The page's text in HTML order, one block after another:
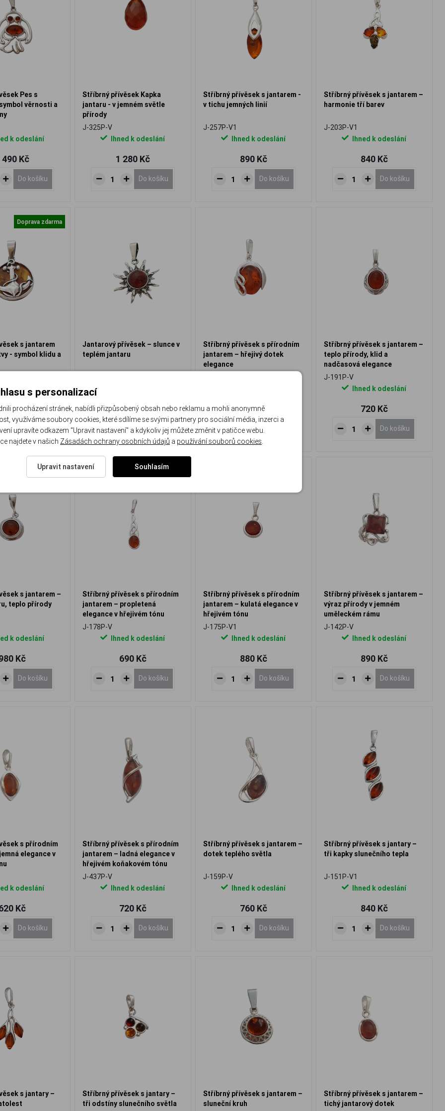
Pes s
věrnosti a
k odeslání
490 Kč
Do košíku
Stříbrný přívěsek Kapka
jantaru - v jemném světle
přírody
J-325P-V
Ihned k odeslání
1 280 Kč
Do košíku
Stříbrný přívěsek s jantarem -
v tichu jemných linií
J-257P-V1
Ihned k odeslání
890 Kč
Do košíku
Stříbrný přívěsek s jantarem –
harmonie tří barev
J-203P-V1
Ihned k odeslání
840 Kč
Do košíku
Doprava zdarma
s jantarem
- symbol klidu a
k odeslání
640 Kč
Do košíku
Jantarový přívěsek – slunce v
teplém jantaru
1 390 Kč
Do košíku
Stříbrný přívěsek s přírodním
jantarem – hřejivý dotek
elegance
1 420 Kč
Do košíku
Stříbrný přívěsek s jantarem –
teplo přírody, klid a
nadčasová elegance
J-191P-V
Ihned k odeslání
720 Kč
Do košíku
s jantarem –
teplo přírody
k odeslání
Kč
Do košíku
Stříbrný přívěsek s přírodním
jantarem – propletená
elegance v hřejivém tónu
J-178P-V
Ihned k odeslání
690 Kč
Do košíku
Stříbrný přívěsek s přírodním
jantarem – kulatá elegance v
hřejivém tónu
J-175P-V1
Ihned k odeslání
880 Kč
Do košíku
Stříbrný přívěsek s jantarem –
výraz přírody v jemném
uměleckém rámu
J-142P-V
Ihned k odeslání
890 Kč
Do košíku
s přírodním
elegance v
k odeslání
Kč
Do košíku
Stříbrný přívěsek s přírodním
jantarem – ladná elegance v
hřejivém koňakovém tónu
J-437P-V
Ihned k odeslání
720 Kč
Do košíku
Stříbrný přívěsek s jantarem –
dotek teplého světla
J-159P-V
Ihned k odeslání
760 Kč
Do košíku
Stříbrný přívěsek s jantary –
tři kapky slunečního tepla
J-151P-V1
Ihned k odeslání
840 Kč
Do košíku
s jantary –
Stříbrný přívěsek s jantary –
tři odstíny slunečního světla
Stříbrný přívěsek s jantarem –
sluneční kruh
Stříbrný přívěsek s jantarem –
tichý jantarový dotek
s personalizací
procházení stránek, nabídli přizpůsobený obsah nebo reklamu a mohli anonymně
využíváme soubory cookies, které sdílíme se svými partnery pro sociální média, inzerci a
upravíte odkazem "Upravit nastavení" a kdykoliv jej můžete změnit v patičce webu.
najdete v našich Zásadách ochrany osobních údajů a používání souborů cookies.
Upravit nastavení Souhlasím